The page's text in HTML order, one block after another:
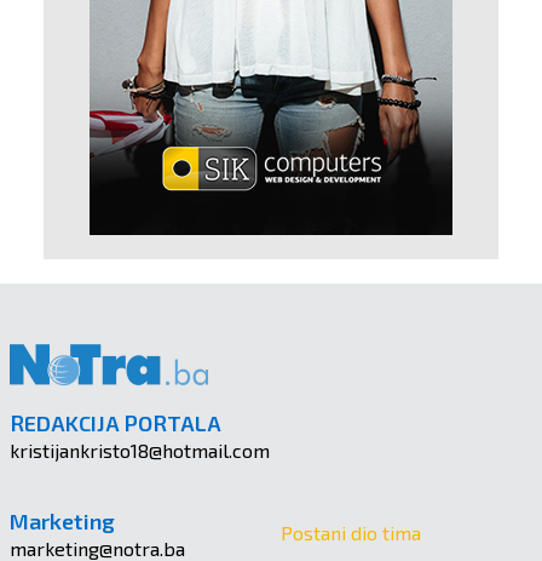
REDAKCIJA PORTALA
kristijankristo18@hotmail.com
Marketing
marketing@notra.ba
Postani dio tima